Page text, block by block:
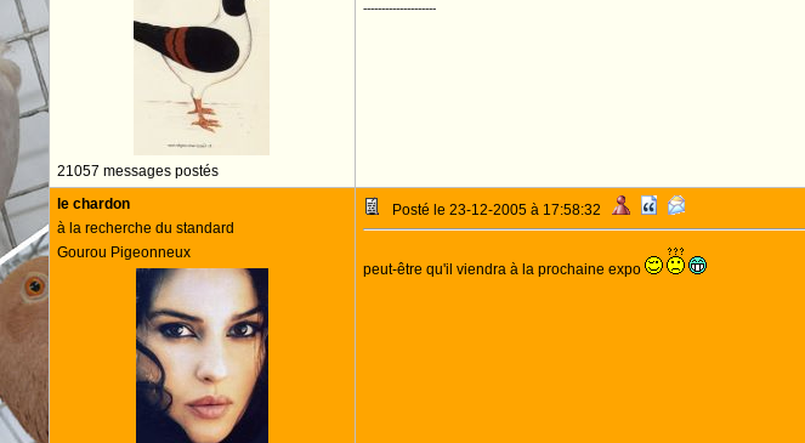
21057 messages postés
--------------------
le chardon
à la recherche du standard
Gourou Pigeonneux
Posté le 23-12-2005 à 17:58:32
peut-être qu'il viendra à la prochaine expo